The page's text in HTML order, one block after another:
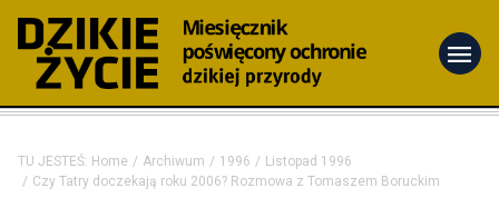
menu
TU JESTEŚ: Home Archiwum 1996
Listopad 1996
Czy Tatry doczekają roku 2006? Rozmowa z Tomaszem Boruckim